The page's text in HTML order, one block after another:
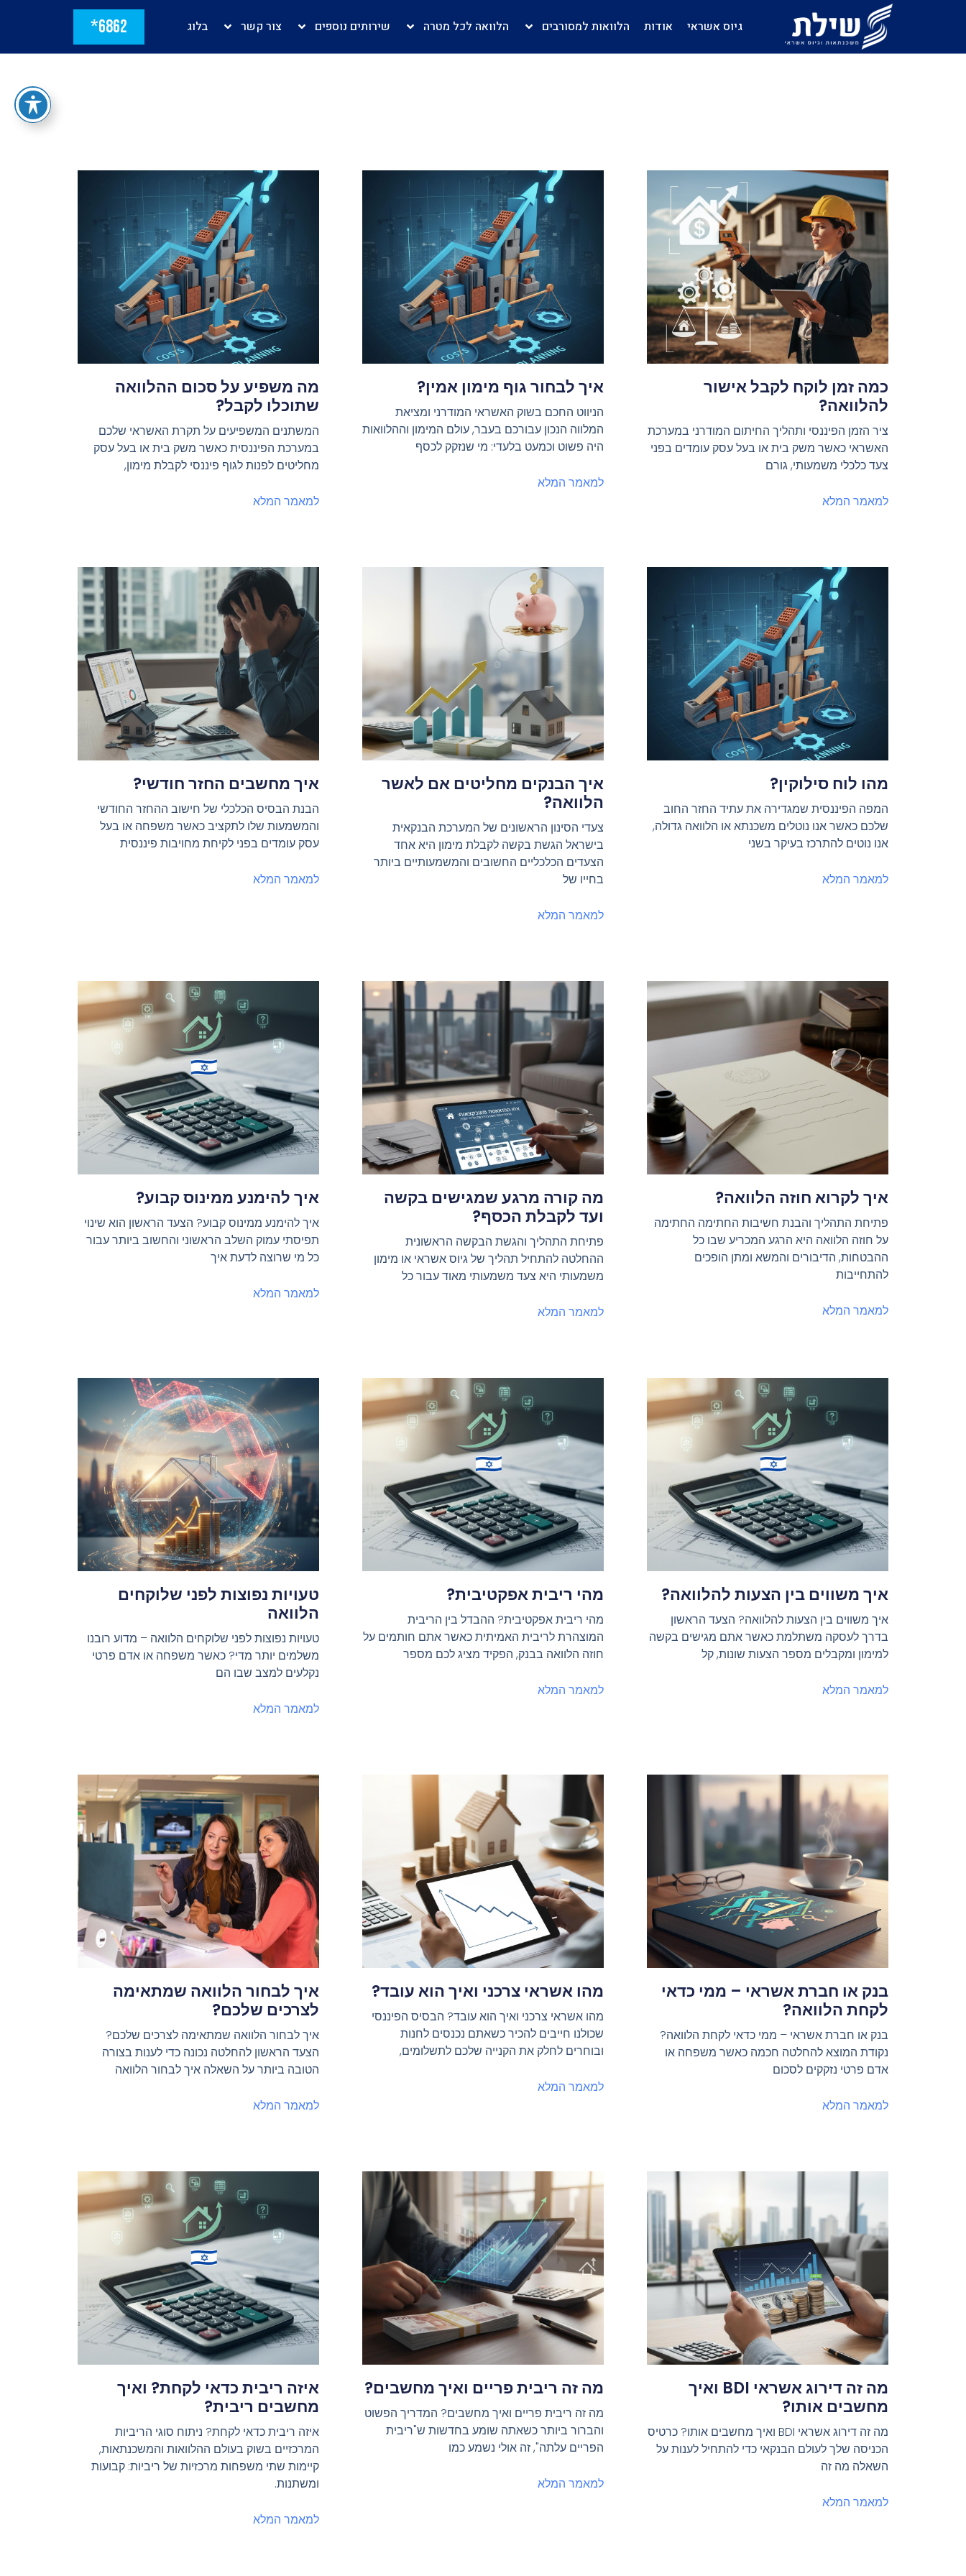
גיוס אשראי אודות הלוואות למסורבים הלוואה לכל מטרה שירותים נוספים צור קשר בלוג 6862*
כמה זמן לוקח לקבל אישור
להלוואה?
ציר הזמן הפיננסי ותהליך החיתום המודרני במערכת
האשראי כאשר משק בית או בעל עסק עומדים בפני
צעד כלכלי משמעותי, גורם
למאמר המלא
איך לבחור גוף מימון אמין?
הניווט החכם בשוק האשראי המודרני ומציאת
המלווה הנכון עבורכם בעבר, עולם המימון וההלוואות
היה פשוט וכמעט בלעדי: מי שנזקק לכסף
למאמר המלא
מה משפיע על סכום ההלוואה
שתוכלו לקבל?
המשתנים המשפיעים על תקרת האשראי שלכם
במערכת הפיננסית כאשר משק בית או בעל עסק
מחליטים לפנות לגוף פיננסי לקבלת מימון,
למאמר המלא
מהו לוח סילוקין?
המפה הפיננסית שמגדירה את עתיד החזר החוב
שלכם כאשר אנו נוטלים משכנתא או הלוואה גדולה,
אנו נוטים להתרכז בעיקר בשני
למאמר המלא
איך הבנקים מחליטים אם לאשר
הלוואה?
צעדי הסינון הראשונים של המערכת הבנקאית
בישראל הגשת בקשה לקבלת מימון היא אחד
הצעדים הכלכליים החשובים והמשמעותיים ביותר
בחייו של
למאמר המלא
איך מחשבים החזר חודשי?
הבנת הבסיס הכלכלי של חישוב ההחזר החודשי
והמשמעות שלו לתקציב כאשר משפחה או בעל
עסק עומדים בפני לקיחת מחויבות פיננסית
למאמר המלא
איך לקרוא חוזה הלוואה?
פתיחת התהליך והבנת חשיבות החתימה החתימה
על חוזה הלוואה היא הרגע המכריע שבו כל
ההבטחות, הדיבורים והמשא ומתן הופכים
להתחייבות
למאמר המלא
מה קורה מרגע שמגישים בקשה
ועד לקבלת הכסף?
פתיחת התהליך והגשת הבקשה הראשונית
ההחלטה להתחיל תהליך של גיוס אשראי או מימון
משמעותי היא צעד משמעותי מאוד עבור כל
למאמר המלא
איך להימנע ממינוס קבוע?
איך להימנע ממינוס קבוע? הצעד הראשון הוא שינוי
תפיסתי עמוק השלב הראשוני והחשוב ביותר עבור
כל מי שרוצה לדעת איך
למאמר המלא
איך משווים בין הצעות להלוואה?
איך משווים בין הצעות להלוואה? הצעד הראשון
בדרך לעסקה משתלמת כאשר אתם מגישים בקשה
למימון ומקבלים מספר הצעות שונות, קל
למאמר המלא
מהי ריבית אפקטיבית?
מהי ריבית אפקטיבית? ההבדל בין הריבית
המוצהרת לריבית האמיתית כאשר אתם חותמים על
חוזה הלוואה בבנק, הפקיד מציג לכם מספר
למאמר המלא
טעויות נפוצות לפני שלוקחים
הלוואה
טעויות נפוצות לפני שלוקחים הלוואה – מדוע רובנו
משלמים יותר מדי? כאשר משפחה או אדם פרטי
נקלעים למצב שבו הם
למאמר המלא
בנק או חברת אשראי – ממי כדאי
לקחת הלוואה?
בנק או חברת אשראי – ממי כדאי לקחת הלוואה?
נקודת המוצא להחלטה חכמה כאשר משפחה או
אדם פרטי נזקקים לסכום
למאמר המלא
מהו אשראי צרכני ואיך הוא עובד?
מהו אשראי צרכני ואיך הוא עובד? הבסיס הפיננסי
שכולנו חייבים להכיר כשאתם נכנסים לחנות
ובוחרים לחלק את הקנייה שלכם לתשלומים,
למאמר המלא
איך לבחור הלוואה שמתאימה
לצרכים שלכם?
איך לבחור הלוואה שמתאימה לצרכים שלכם?
הצעד הראשון להחלטה נכונה כדי לענות בצורה
הטובה ביותר על השאלה איך לבחור הלוואה
למאמר המלא
מה זה דירוג אשראי BDI ואיך
מחשבים אותו?
מה זה דירוג אשראי BDI ואיך מחשבים אותו? כרטיס
הכניסה שלך לעולם הבנקאי כדי להתחיל לענות על
השאלה מה זה
למאמר המלא
מה זה ריבית פריים ואיך מחשבים?
מה זה ריבית פריים ואיך מחשבים? המדריך הפשוט
והברור ביותר כשאתה שומע בחדשות ש"ריבית
הפריים עלתה", זה אולי נשמע כמו
למאמר המלא
איזה ריבית כדאי לקחת? ואיך
מחשבים ריבית?
איזה ריבית כדאי לקחת? ניתוח סוגי הריביות
המרכזיים בשוק בעולם ההלוואות והמשכנתאות,
קיימות שתי משפחות מרכזיות של ריביות: קבועות
ומשתנות.
למאמר המלא